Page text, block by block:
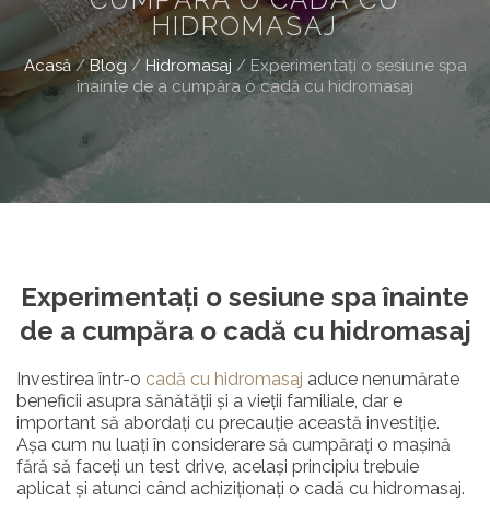
HIDROMASAJ
Acasă/Blog / Hidromasaj / Experimentați o sesiune spa
înainte de a cumpăra o cadă cu hidromasaj
Experimentați o sesiune spa înainte
de a cumpăra o cadă cu hidromasaj
Investirea într-o cadă cu hidromasaj aduce nenumărate
beneficii asupra sănătății și a vieții familiale, dar e
important să abordați cu precauție această investiție.
Așa cum nu luați în considerare să cumpărați o mașină
fără să faceți un test drive, același principiu trebuie
aplicat și atunci când achiziționați o cadă cu hidromasaj.